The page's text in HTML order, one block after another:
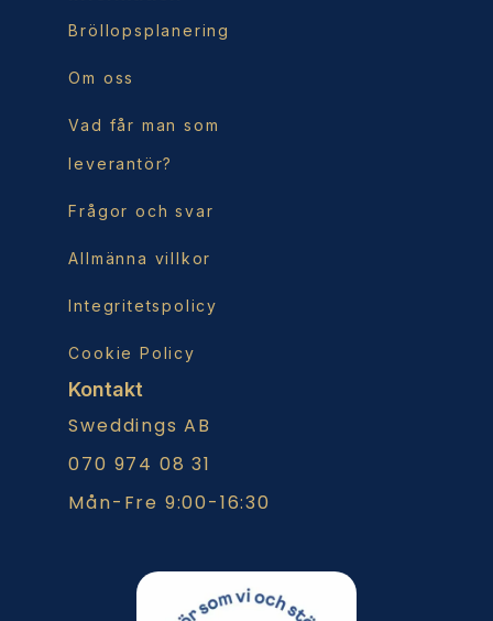
Bröllopsplanering
Om oss
Vad får man som
leverantör?
Frågor och svar
Allmänna villkor
Integritetspolicy
Cookie Policy
Kontakt
Sweddings AB
070 974 08 31
Mån-Fre 9:00-16:30